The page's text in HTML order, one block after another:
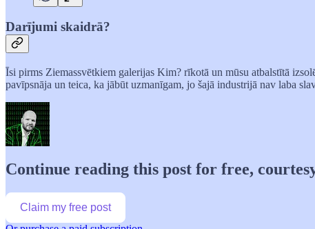
Darījumi skaidrā?
Īsi pirms Ziemassvētkiem galerijas Kim? rīkotā un mūsu atbalstītā
pavīpsnāja un teica, ka jābūt uzmanīgam, jo šajā industrijā nav laba
Continue reading this post for free,
Claim my free post